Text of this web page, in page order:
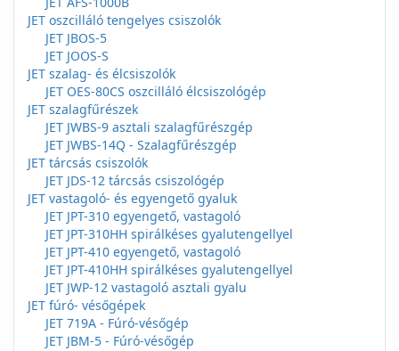
JET oszcilláló tengelyes csiszolók
JET JBOS-5
JET JOOS-S
JET szalag- és élcsiszolók
JET OES-80CS oszcilláló élcsiszológép
JET szalagfűrészek
JET JWBS-9 asztali szalagfűrészgép
JET JWBS-14Q - Szalagfűrészgép
JET tárcsás csiszolók
JET JDS-12 tárcsás csiszológép
JET vastagoló- és egyengető gyaluk
JET JPT-310 egyengető, vastagoló
JET JPT-310HH spirálkéses gyalutengellyel
JET JPT-410 egyengető, vastagoló
JET JPT-410HH spirálkéses gyalutengellyel
JET JWP-12 vastagoló asztali gyalu
JET fúró- vésőgépek
JET 719A - Fúró-vésőgép
JET JBM-5 - Fúró-vésőgép